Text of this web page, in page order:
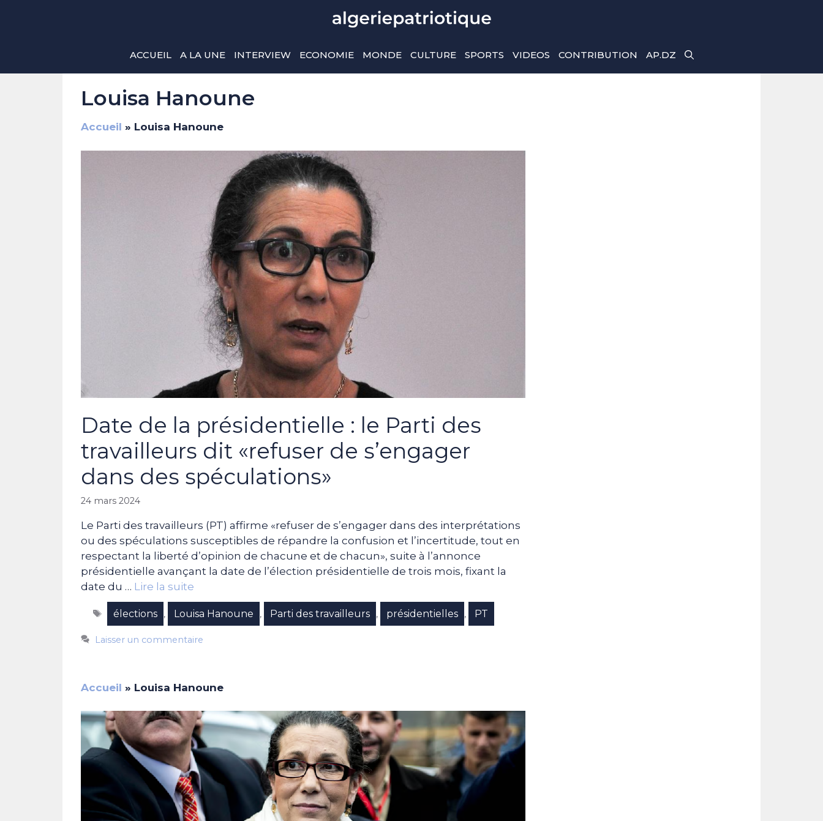
ACCUEIL A LA UNE INTERVIEW ECONOMIE MONDE CULTURE SPORTS VIDEOS CONTRIBUTION AP.DZ
Louisa Hanoune
Accueil » Louisa Hanoune
Date de la présidentielle : le Parti des
travailleurs dit «refuser de s’engager
dans des spéculations»
24 mars 2024
Le Parti des travailleurs (PT) affirme «refuser de s’engager dans des interprétations
ou des spéculations susceptibles de répandre la confusion et l’incertitude, tout en
respectant la liberté d’opinion de chacune et de chacun», suite à l’annonce
présidentielle avançant la date de l’élection présidentielle de trois mois, fixant la
date du … Lire la suite
Étiquettes
élections , Louisa Hanoune , Parti des travailleurs , présidentielles , PT
Laisser un commentaire
Accueil » Louisa Hanoune